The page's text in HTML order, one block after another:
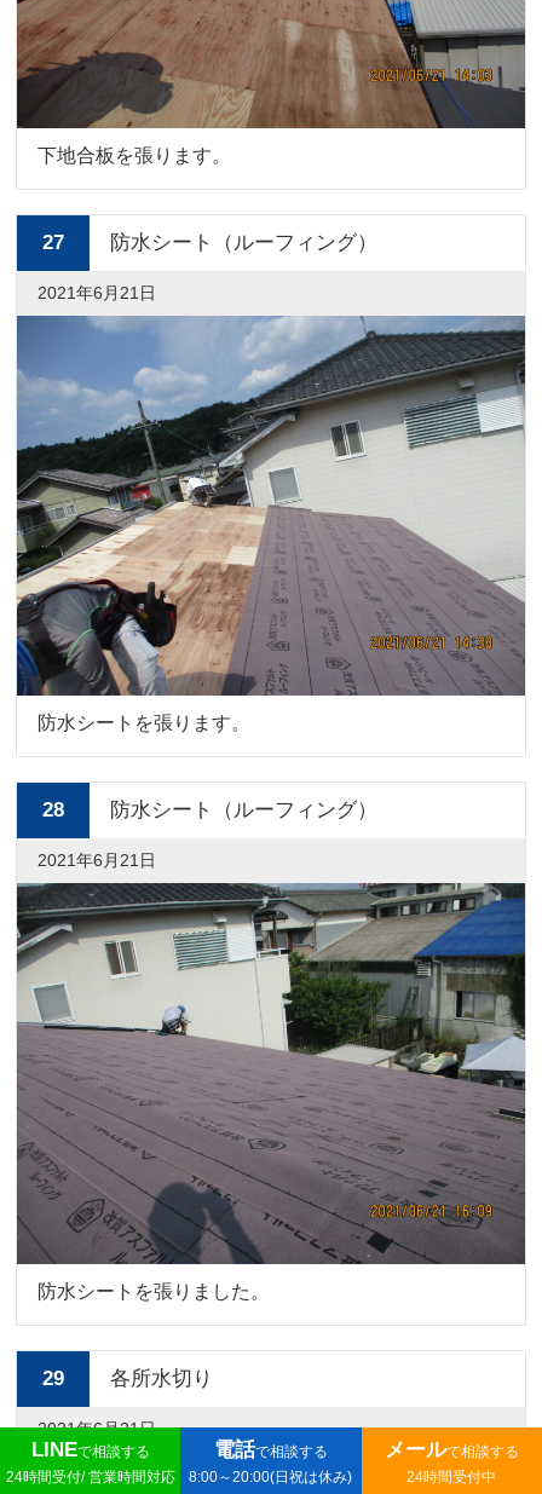
下地合板を張ります。
27 防水シート（ルーフィング）
2021年6月21日
防水シートを張ります。
28 防水シート（ルーフィング）
2021年6月21日
防水シートを張りました。
29 各所水切り
2021年6月21日
LINEで相談する
24時間受付/ 営業時間対応
電話で相談する
8:00～20:00(日祝は休み)
メールで相談する
24時間受付中